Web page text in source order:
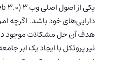
دارایی‌های خود باشد. اگرچه
هدف آن حل مشکلات موجود
نیر پروتکل با ایجاد یک ابر